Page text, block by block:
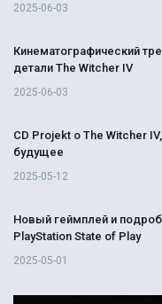
2025-06-03
Кинематографический
детали The Witcher IV
2025-06-03
CD Projekt о The Witcher
будущее
2025-05-12
Новый геймплей и
PlayStation State of Play
2025-05-01